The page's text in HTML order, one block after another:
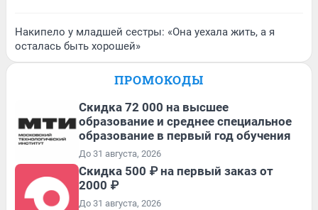
Накипело у младшей сестры: «Она уехала жить, а я
осталась быть хорошей»
ПРОМОКОДЫ
Скидка 72 000 на высшее
образование и среднее специальное
образование в первый год обучения
До 31 августа, 2026
Скидка 500 ₽ на первый заказ от
2000 ₽
До 31 августа, 2026